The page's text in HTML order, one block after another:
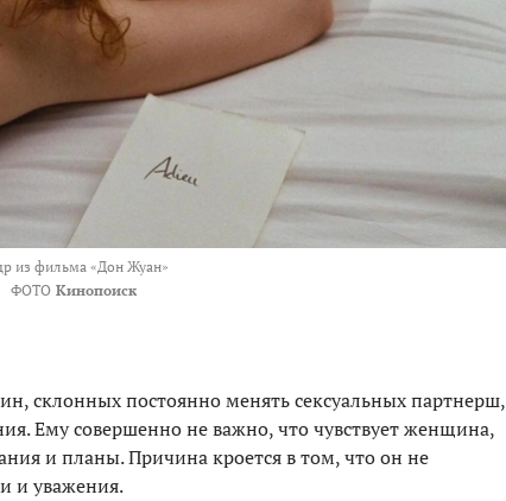
из фильма «Дон Жуан»
ФОТО Кинопоиск
склонных постоянно менять сексуальных партнерш,
Ему совершенно не важно, что чувствует женщина,
и планы. Причина кроется в том, что он не
и уважения.